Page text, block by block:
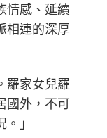
情感、延續
相連的深厚
羅家女兒羅
國外，不可
」